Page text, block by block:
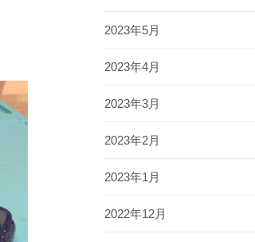
2023年5月
2023年4月
2023年3月
2023年2月
2023年1月
2022年12月